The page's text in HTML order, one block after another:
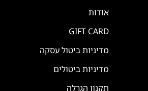
אודות
GIFT CARD
מדיניות ביטול עסקה
מדיניות ביטולים
תקנון הגרלה